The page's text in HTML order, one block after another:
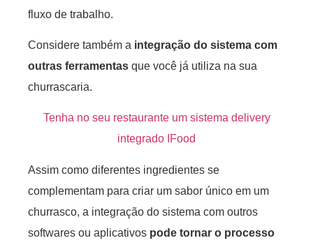
fluxo de trabalho.
Considere também a integração do sistema com
outras ferramentas que você já utiliza na sua
churrascaria.
Tenha no seu restaurante um sistema delivery
integrado IFood
Assim como diferentes ingredientes se
complementam para criar um sabor único em um
churrasco, a integração do sistema com outros
softwares ou aplicativos pode tornar o processo